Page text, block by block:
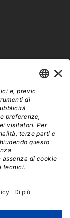
amministrazione,